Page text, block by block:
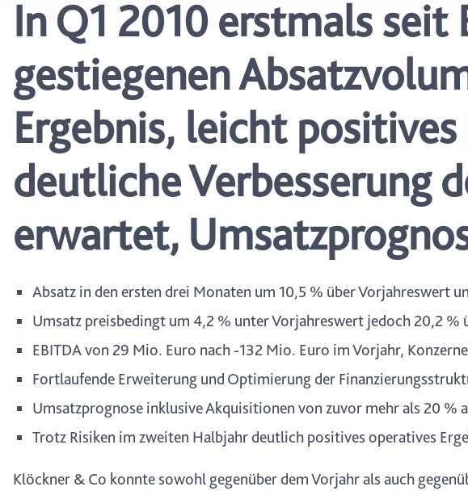
wählen, stehen Ihnen möglicherweise
können Ihre Einwilligung jederzeit mit
durch Anklicken des Datenschutz-Symbols
In Q1 2010 erstmals seit
gestiegenen
Ergebnis, leicht
deutliche Verbesserung
erwartet,
Absatz in den ersten drei Monaten um 10,5 % über Vorjahreswert
Umsatz preisbedingt um 4,2 % unter Vorjahreswert jedoch 20,2 %
EBITDA von 29 Mio. Euro nach -132 Mio. Euro im Vorjahr,
Fortlaufende Erweiterung und Optimierung der
Umsatzprognose inklusive Akquisitionen von zuvor mehr als 20 %
Trotz Risiken im zweiten Halbjahr deutlich positives operatives
Klöckner & Co konnte sowohl gegenüber dem Vorjahr als auch